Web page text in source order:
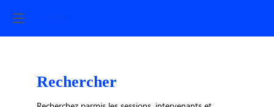
Rechercher